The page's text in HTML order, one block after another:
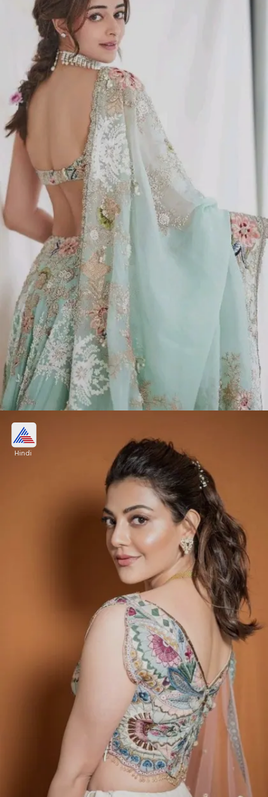
लहंगा हो या साड़ी चाहे जितना अच्छा क्यों जबतक फिटिंग का
ब्लाउज न हो तबतक परफेक्ट लुक नहीं मिलता। अगर आप भी बैक
ब्लाउज की तलाश में है तो इन डिजाइन्स को चुन सकती हैं।
Hindi